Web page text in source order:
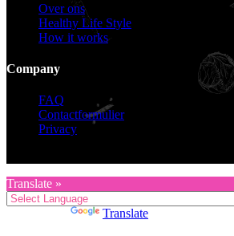
Over ons
Healthy Life Style
How it works
Company
FAQ
Contactformulier
Privacy
Translate »
Translate